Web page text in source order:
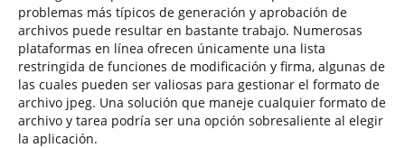
problemas más típicos de generación y aprobación de
archivos puede resultar en bastante trabajo. Numerosas
plataformas en línea ofrecen únicamente una lista
restringida de funciones de modificación y firma, algunas de
las cuales pueden ser valiosas para gestionar el formato de
archivo jpeg. Una solución que maneje cualquier formato de
archivo y tarea podría ser una opción sobresaliente al elegir
la aplicación.